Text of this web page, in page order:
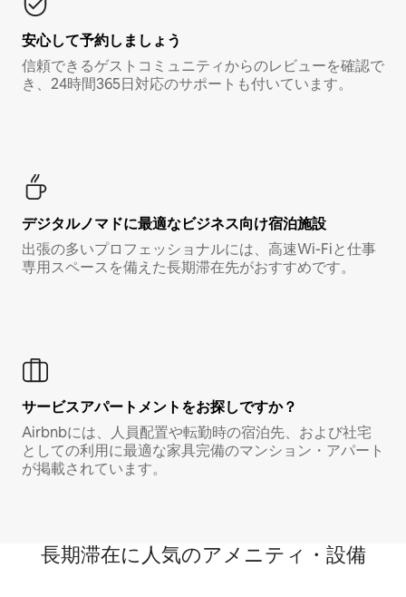
安心して予約しましょう
信頼できるゲストコミュニティからのレビューを確認で
き、24時間365日対応のサポートも付いています。
デジタルノマド⁠に最⁠適⁠なビ⁠ジ⁠ネ⁠ス⁠向⁠け宿⁠泊⁠施⁠設
出張の多いプロフェッショナルには、高速Wi-Fiと仕事
専用スペースを備えた長期滞在先がおすすめです。
サービスアパートメントをお探しですか？
Airbnbには、人員配置や転勤時の宿泊先、および社宅
としての利用に最適な家具完備のマンション・アパート
が掲載されています。
長期滞在に人気のアメニティ・設備